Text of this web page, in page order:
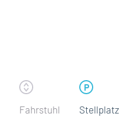
Fahrstuhl Stellplatz